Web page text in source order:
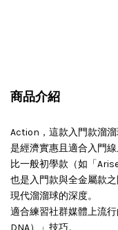
商品介紹
Action，這款入門款溜溜
是經濟實惠且適合入門
比一般初學款（如「
也是入門款與全金屬款
現代溜溜球的深度。
適合練習社群媒體上流
DNA）」技巧。